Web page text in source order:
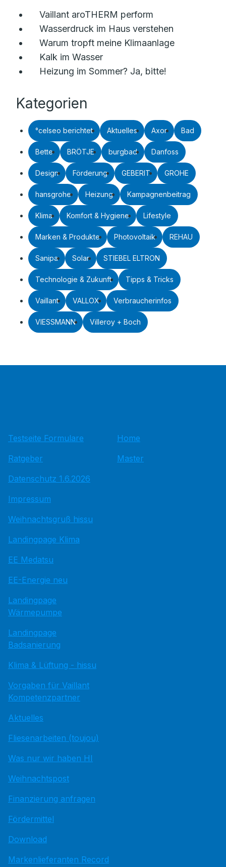
Vaillant aroTHERM perform
Wasserdruck im Haus verstehen
Warum tropft meine Klimaanlage
Kalk im Wasser
Heizung im Sommer? Ja, bitte!
Kategorien
°celseo berichtet Aktuelles Axor Bad
Bette BRÖTJE burgbad Danfoss
Design Förderung GEBERIT GROHE
hansgrohe Heizung Kampagnenbeitrag
Klima Komfort & Hygiene Lifestyle
Marken & Produkte Photovoltaik REHAU
Sanipa Solar STIEBEL ELTRON
Technologie & Zukunft Tipps & Tricks
Vaillant VALLOX Verbraucherinfos
VIESSMANN Villeroy + Boch
Testseite Formulare
Ratgeber
Datenschutz 1.6.2026
Impressum
Weihnachtsgruß hissu
Landingpage Klima
EE Medatsu
EE-Energie neu
Landingpage
Wärmepumpe
Landingpage
Badsanierung
Klima & Lüftung - hissu
Vorgaben für Vaillant
Kompetenzpartner
Aktuelles
Fliesenarbeiten (toujou)
Was nur wir haben HI
Weihnachtspost
Finanzierung anfragen
Fördermittel
Download
Markenlieferanten Record
Home
Master